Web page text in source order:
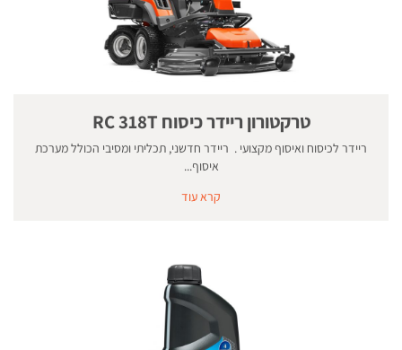
טרקטורון ריידר כיסוח RC 318T
ריידר לכיסוח ואיסוף מקצועי . ריידר חדשני, תכליתי ומסיבי הכולל מערכת
איסוף...
קרא עוד